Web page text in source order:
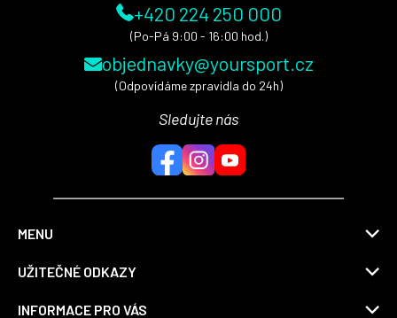
+420 224 250 000
(Po-Pá 9:00 - 16:00 hod.)
objednavky@yoursport.cz
(Odpovídáme zpravidla do 24h)
Sledujte nás
MENU
UŽITEČNÉ ODKAZY
INFORMACE PRO VÁS